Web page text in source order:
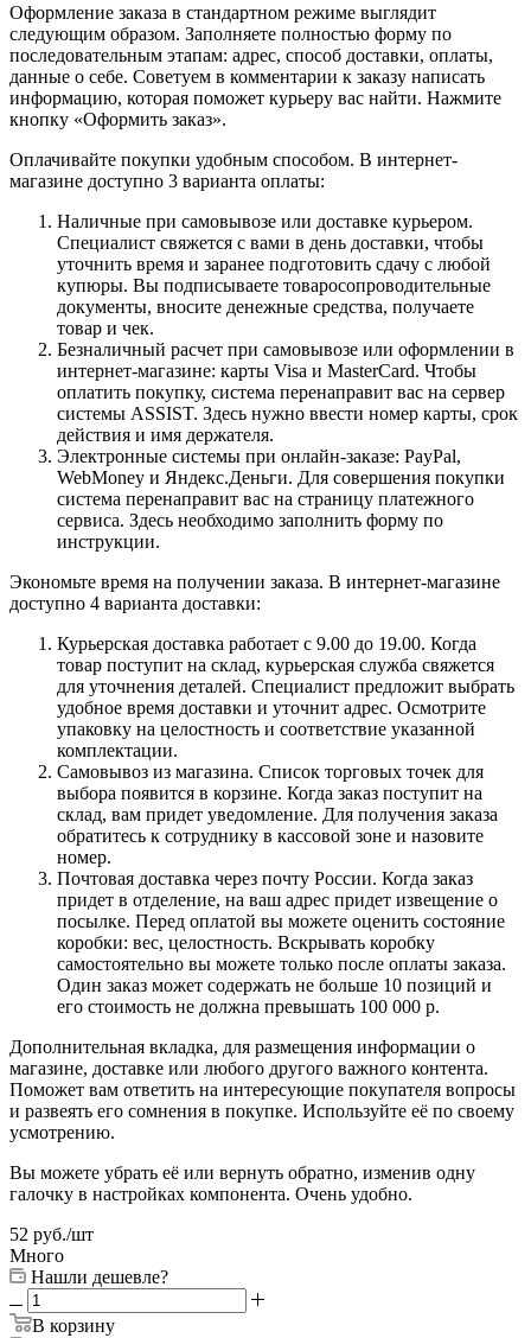
Оформление заказа в стандартном режиме выглядит
следующим образом. Заполняете полностью форму по
последовательным этапам: адрес, способ доставки, оплаты,
данные о себе. Советуем в комментарии к заказу написать
информацию, которая поможет курьеру вас найти. Нажмите
кнопку «Оформить заказ».
Оплачивайте покупки удобным способом. В интернет-
магазине доступно 3 варианта оплаты:
Наличные при самовывозе или доставке курьером.
Специалист свяжется с вами в день доставки, чтобы
уточнить время и заранее подготовить сдачу с любой
купюры. Вы подписываете товаросопроводительные
документы, вносите денежные средства, получаете
товар и чек.
Безналичный расчет при самовывозе или оформлении в
интернет-магазине: карты Visa и MasterCard. Чтобы
оплатить покупку, система перенаправит вас на сервер
системы ASSIST. Здесь нужно ввести номер карты, срок
действия и имя держателя.
Электронные системы при онлайн-заказе: PayPal,
WebMoney и Яндекс.Деньги. Для совершения покупки
система перенаправит вас на страницу платежного
сервиса. Здесь необходимо заполнить форму по
инструкции.
Экономьте время на получении заказа. В интернет-магазине
доступно 4 варианта доставки:
Курьерская доставка работает с 9.00 до 19.00. Когда
товар поступит на склад, курьерская служба свяжется
для уточнения деталей. Специалист предложит выбрать
удобное время доставки и уточнит адрес. Осмотрите
упаковку на целостность и соответствие указанной
комплектации.
Самовывоз из магазина. Список торговых точек для
выбора появится в корзине. Когда заказ поступит на
склад, вам придет уведомление. Для получения заказа
обратитесь к сотруднику в кассовой зоне и назовите
номер.
Почтовая доставка через почту России. Когда заказ
придет в отделение, на ваш адрес придет извещение о
посылке. Перед оплатой вы можете оценить состояние
коробки: вес, целостность. Вскрывать коробку
самостоятельно вы можете только после оплаты заказа.
Один заказ может содержать не больше 10 позиций и
его стоимость не должна превышать 100 000 р.
Дополнительная вкладка, для размещения информации о
магазине, доставке или любого другого важного контента.
Поможет вам ответить на интересующие покупателя вопросы
и развеять его сомнения в покупке. Используйте её по своему
усмотрению.
Вы можете убрать её или вернуть обратно, изменив одну
галочку в настройках компонента. Очень удобно.
52 руб./шт
Много
Нашли дешевле?
В корзину